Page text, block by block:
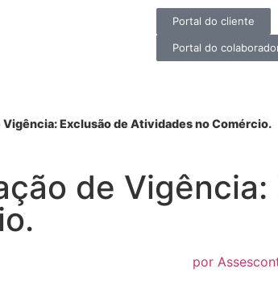
Portal do cliente
Portal do
Vigência: Exclusão de Atividades no Comércio.
de
por